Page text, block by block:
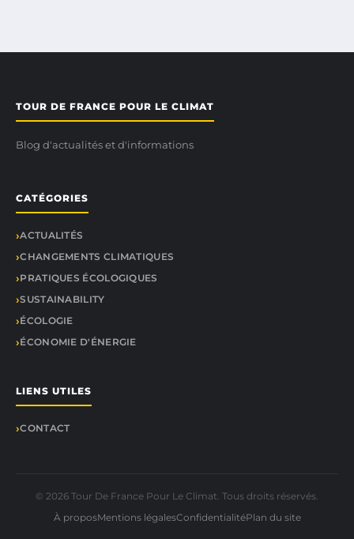
TOUR DE FRANCE POUR LE CLIMAT
Blog d'actualités et d'informations
CATÉGORIES
ACTUALITÉS
CHANGEMENTS CLIMATIQUES
PRATIQUES ÉCOLOGIQUES
SUSTAINABILITY
ÉCOLOGIE
ÉCONOMIE D'ÉNERGIE
LIENS UTILES
CONTACT
© 2026 Tour De France Pour Le Climat. Tous droits réservés.
À proposMentions légalesConfidentialitéPlan du site